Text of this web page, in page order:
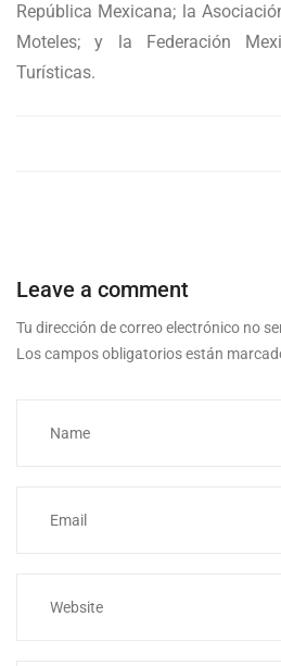
República Mexicana; la
Moteles; y la Federación
Turísticas.
Leave a comment
Tu dirección de correo electrónico no
Los campos obligatorios están